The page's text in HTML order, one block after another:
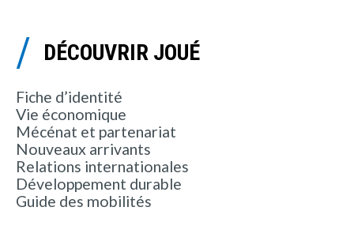
DÉCOUVRIR JOUÉ
Fiche d’identité
Vie économique
Mécénat et partenariat
Nouveaux arrivants
Relations internationales
Développement durable
Guide des mobilités